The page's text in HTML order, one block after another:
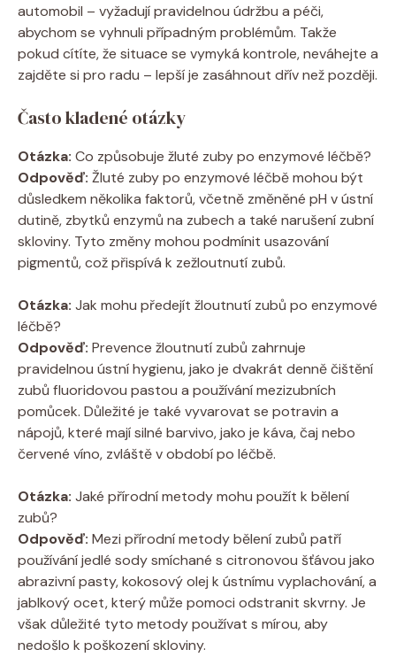
automobil – vyžadují pravidelnou údržbu a péči,
abychom se vyhnuli případným problémům. Takže
pokud cítíte, že situace se vymyká kontrole, neváhejte a
zajděte si pro radu – lepší je zasáhnout dřív než později.
Často kladené otázky
Otázka: Co způsobuje žluté zuby po enzymové léčbě?
Odpověď: Žluté zuby po enzymové léčbě mohou být
důsledkem několika faktorů, včetně změněné pH v ústní
dutině, zbytků enzymů na zubech a také narušení zubní
skloviny. Tyto změny mohou podmínit usazování
pigmentů, což přispívá k zežloutnutí zubů.
Otázka: Jak mohu předejít žloutnutí zubů po enzymové
léčbě?
Odpověď: Prevence žloutnutí zubů zahrnuje
pravidelnou ústní hygienu, jako je dvakrát denně čištění
zubů fluoridovou pastou a používání mezizubních
pomůcek. Důležité je také vyvarovat se potravin a
nápojů, které mají silné barvivo, jako je káva, čaj nebo
červené víno, zvláště v období po léčbě.
Otázka: Jaké přírodní metody mohu použít k bělení
zubů?
Odpověď: Mezi přírodní metody bělení zubů patří
používání jedlé sody smíchané s citronovou šťávou jako
abrazivní pasty, kokosový olej k ústnímu vyplachování, a
jablkový ocet, který může pomoci odstranit skvrny. Je
však důležité tyto metody používat s mírou, aby
nedošlo k poškození skloviny.